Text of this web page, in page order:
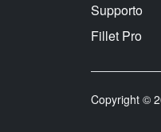
Supporto
Fillet Pro
Copyright ©